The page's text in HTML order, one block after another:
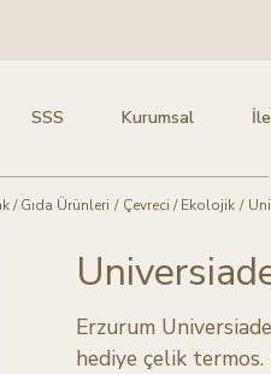
SSS Kurumsal
/ Gıda Ürünleri / Çevreci / Ekolojik /
Erzurum
hediye çelik termos.